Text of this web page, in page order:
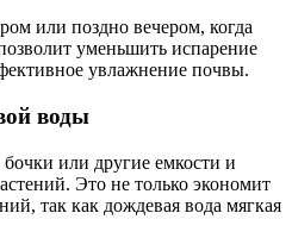
или поздно вечером, когда
уменьшить испарение
увлажнение почвы.
воды
или другие емкости и
Это не только экономит
так как дождевая вода мягкая